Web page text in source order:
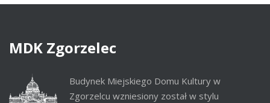
MDK Zgorzelec
Budynek Miejskiego Domu Kultury w
Zgorzelcu wzniesiony został w stylu